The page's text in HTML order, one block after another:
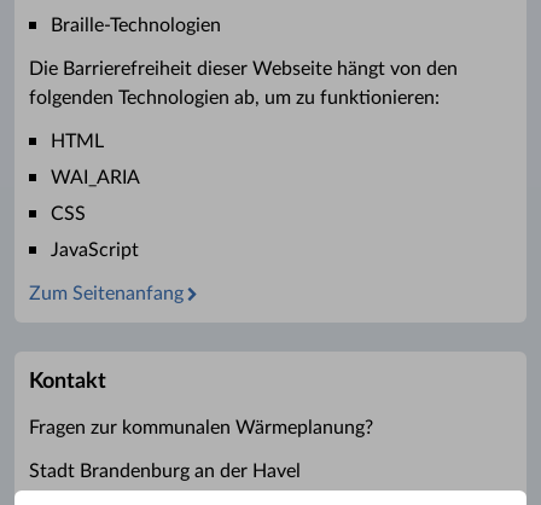
Braille-Technologien
Die Barrierefreiheit dieser Webseite hängt von den
folgenden Technologien ab, um zu funktionieren:
HTML
WAI_ARIA
CSS
JavaScript
Zum Seitenanfang
Kontakt
Fragen zur kommunalen Wärmeplanung?
Stadt Brandenburg an der Havel